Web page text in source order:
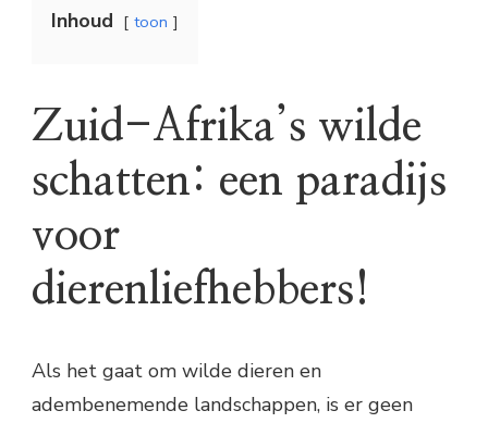
Inhoud toon
Zuid-Afrika’s wilde
schatten: een paradijs
voor
dierenliefhebbers!
Als het gaat om wilde dieren en
adembenemende landschappen, is er geen